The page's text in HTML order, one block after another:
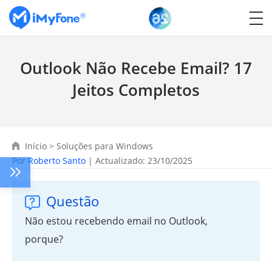
Outlook Não Recebe Email? 17
Jeitos Completos
Início > Soluções para Windows
PorRoberto Santo | Actualizado: 23/10/2025
Questão
Não estou recebendo email no Outlook,
porque?